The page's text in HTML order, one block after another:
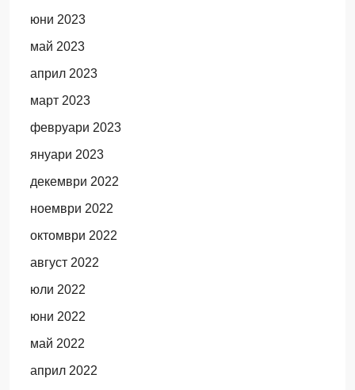
юни 2023
май 2023
април 2023
март 2023
февруари 2023
януари 2023
декември 2022
ноември 2022
октомври 2022
август 2022
юли 2022
юни 2022
май 2022
април 2022